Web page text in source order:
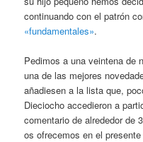
continuando con el patrón
«fundamentales».
Pedimos a una veintena de
una de las mejores
añadiesen a la lista que,
Dieciocho accedieron a
comentario de alrededor de
os ofrecemos en el